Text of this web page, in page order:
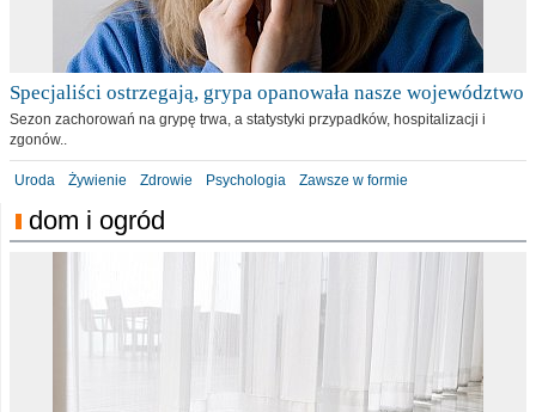
Specjaliści ostrzegają, grypa opanowała nasze województwo
Sezon zachorowań na grypę trwa, a statystyki przypadków, hospitalizacji i
zgonów..
Uroda Żywienie Zdrowie Psychologia Zawsze w formie
dom i ogród